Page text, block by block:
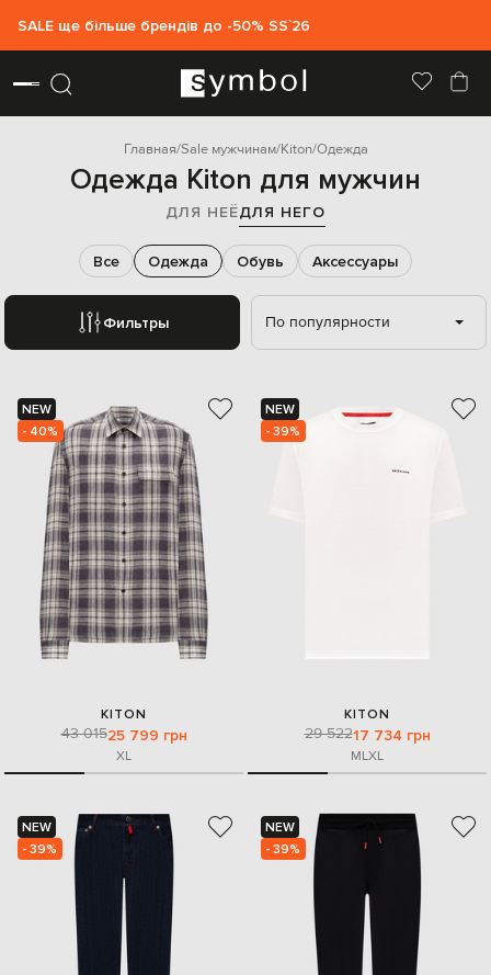
SALE ще більше брендів до -50% SS`26
Главная Sale мужчинам Kiton Одежда
Одежда Kiton для мужчин
ДЛЯ НЕЁДЛЯ НЕГО
Фильтры
Все Одежда Обувь Аксессуары
По популярности
NEW
- 40%
KITON
43 01525 799 грн
XL
NEW
- 39%
KITON
29 52217 734 грн
MLXL
NEW
- 39%
NEW
- 39%